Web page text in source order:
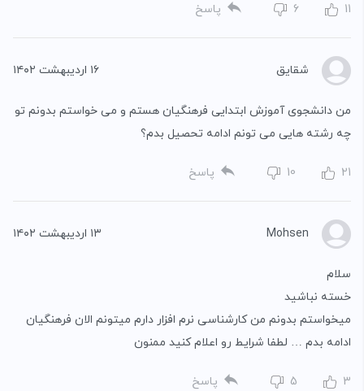
11
6 پاسخ
شقایق ۱۶ اردیبهشت ۱۴۰۲
من دانشجوی آموزش ابتدایی فرهنگیان هستم و می خواستم بدونم تو
چه رشته هایی می تونم ادامه تحصیل بدم؟
21
10 پاسخ
Mohsen ۱۳ اردیبهشت ۱۴۰۲
سلام
خسته نباشید
میخواستم بدونم من کارشناسی نرم افزار دارم میتونم الان فرهنگیان
ادامه بدم … لطفا شرایط رو اعلام کنید ممنون
3
5 پاسخ